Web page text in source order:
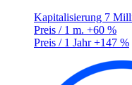
Kapitalisierung 7
Preis / 1 m. +60 %
Preis / 1 Jahr+147 %